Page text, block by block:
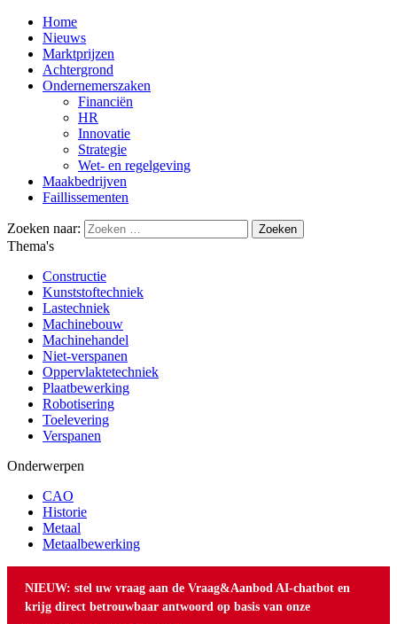
Home
Nieuws
Marktprijzen
Achtergrond
Ondernemerszaken
Financiën
HR
Innovatie
Strategie
Wet- en regelgeving
Maakbedrijven
Faillissementen
Zoeken naar:
Thema's
Constructie
Kunststoftechniek
Lastechniek
Machinebouw
Machinehandel
Niet-verspanen
Oppervlaktetechniek
Plaatbewerking
Robotisering
Toelevering
Verspanen
Onderwerpen
CAO
Historie
Metaal
Metaalbewerking
NIEUW: stel uw vraag aan de Vraag&Aanbod AI-chatbot en
krijg direct betrouwbaar antwoord op basis van onze